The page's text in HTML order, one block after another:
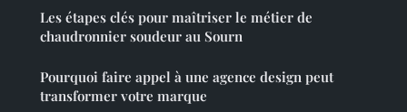
Les étapes clés pour maîtriser le métier de
chaudronnier soudeur au Sourn
Pourquoi faire appel à une agence design peut
transformer votre marque